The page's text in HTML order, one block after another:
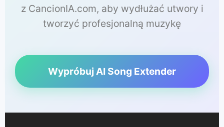
z CancionIA.com, aby wydłużać utwory i
tworzyć profesjonalną muzykę
Wypróbuj AI Song Extender